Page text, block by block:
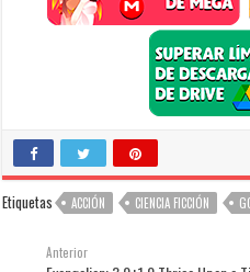
Etiquetas ACCIÓN CIENCIA FICCIÓN
Anterior